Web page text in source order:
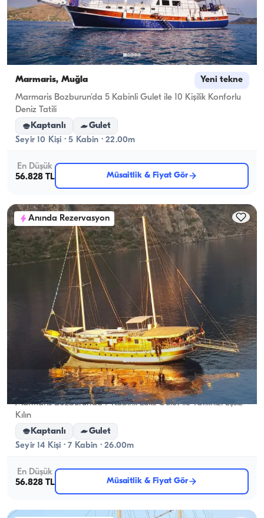
Marmaris, Muğla Yeni tekne
Marmaris Bozburun’da 5 Kabinli Gulet ile 10 Kişilik Konforlu
Deniz Tatili
Kaptanlı
Gulet
Seyir 10 Kişi · 5 Kabin · 22.00m
En Düşük
56.828 TL
Müsaitlik & Fiyat Gör
Anında Rezervasyon
Marmaris, Muğla Yeni tekne
Marmaris Bozburun’da 7 Kabinli Lüks Gulet ile Tatilinizi Eşsiz
Kılın
Kaptanlı
Gulet
Seyir 14 Kişi · 7 Kabin · 26.00m
En Düşük
56.828 TL
Müsaitlik & Fiyat Gör